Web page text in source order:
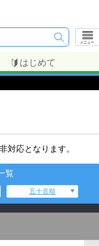
メニュー
はじめて
対応となります。
覧
五十音順